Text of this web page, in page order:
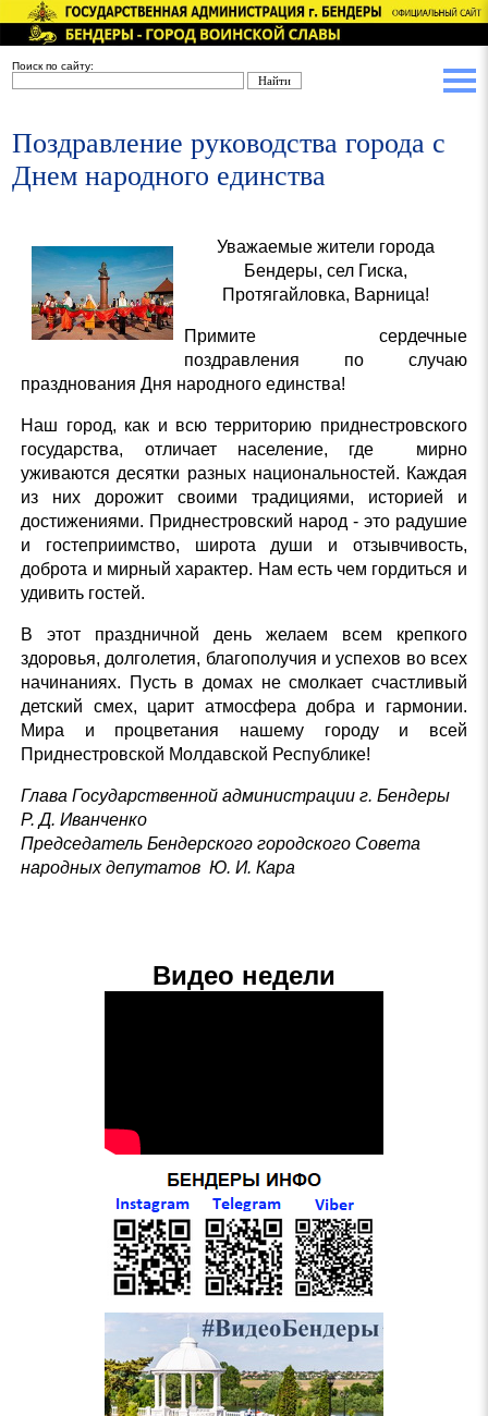
Поиск по сайту:
Поздравление руководства города с
Днем народного единства
Уважаемые жители города
Бендеры, сел Гиска,
Протягайловка, Варница!
Примите сердечные
поздравления по случаю
празднования Дня народного единства!
Наш город, как и всю территорию приднестровского
государства, отличает население, где мирно
уживаются десятки разных национальностей. Каждая
из них дорожит своими традициями, историей и
достижениями. Приднестровский народ - это радушие
и гостеприимство, широта души и отзывчивость,
доброта и мирный характер. Нам есть чем гордиться и
удивить гостей.
В этот праздничной день желаем всем крепкого
здоровья, долголетия, благополучия и успехов во всех
начинаниях. Пусть в домах не смолкает счастливый
детский смех, царит атмосфера добра и гармонии.
Мира и процветания нашему городу и всей
Приднестровской Молдавской Республике!
Глава Государственной администрации г. Бендеры
Р. Д. Иванченко
Председатель Бендерского городского Совета
народных депутатов Ю. И. Кара
Видео недели